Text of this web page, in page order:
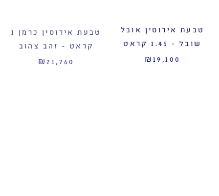
טבעת אירוסין אובל
שובל - 1.45 קראט
₪19,100
טבעת אירוסין כרמן 1
קראט - זהב צהוב
₪21,760